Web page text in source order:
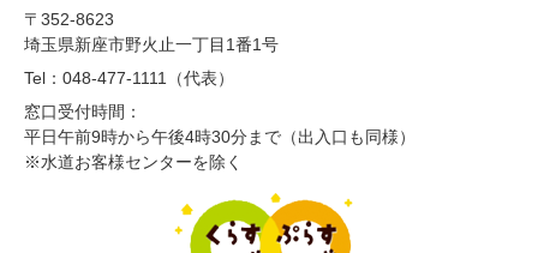
〒352-8623
埼玉県新座市野火止一丁目1番1号
Tel：048-477-1111（代表）
窓口受付時間：
平日午前9時から午後4時30分まで（出入口も同様）
※水道お客様センターを除く